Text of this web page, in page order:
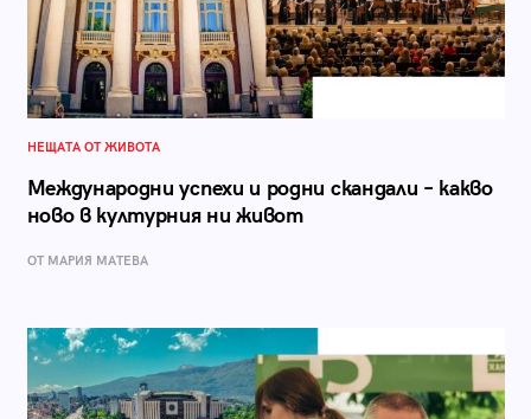
НЕЩАТА ОТ ЖИВОТА
Международни успехи и родни скандали – какво
ново в културния ни живот
ОТ МАРИЯ МАТЕВА